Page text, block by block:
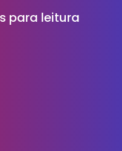
para leitura